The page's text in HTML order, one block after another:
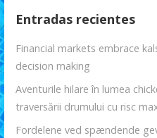
Entradas recientes
Financial markets embrace
decision making
Aventurile hilare în lumea
traversării drumului cu risc
Fordelene ved spændende